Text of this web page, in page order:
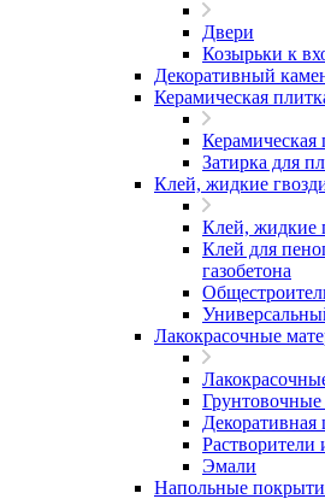
Двери
Козырьки к
Декоративный
Керамическая
Керамическая
Затирка для
Клей, жидкие
Клей, жидкие
Клей для
газобетона
Лакокрасочные
Грунтовочные
Декоративная
Растворители
Эмали
Напольные